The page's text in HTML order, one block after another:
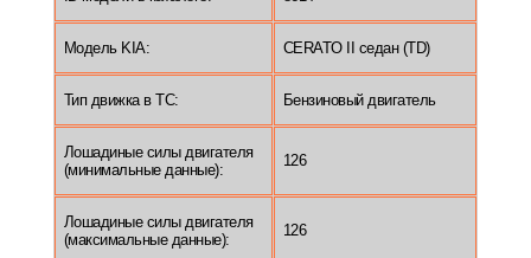
Модель KIA: CERATO II седан (TD)
Тип движка в ТС: Бензиновый двигатель
Лошадиные силы двигателя
(минимальные данные):
126
Лошадиные силы двигателя
(максимальные данные):
126